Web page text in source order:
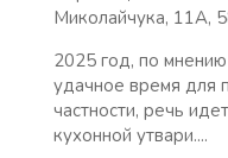
Миколайчука, 11А,
2025 год, по
удачное время для
частности, речь
кухонной утвари....